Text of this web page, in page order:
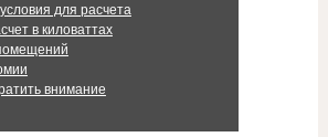
для расчета
в киловаттах
внимание